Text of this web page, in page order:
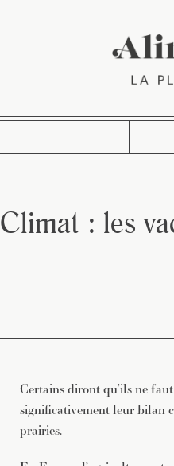
Climat : les
Certains diront qu’ils ne
significativement leur bilan
prairies.